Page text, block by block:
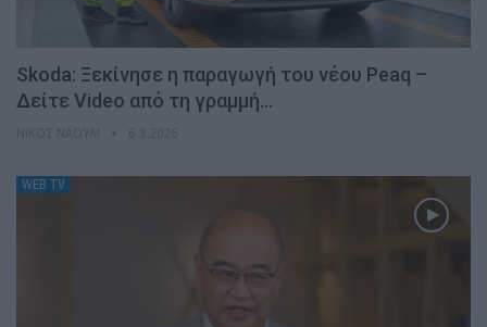
Skoda: Ξεκίνησε η παραγωγή του νέου Peaq –
Δείτε Video από τη γραμμή…
WEB TV